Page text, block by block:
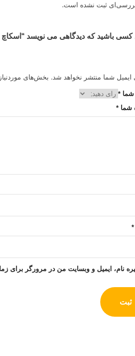
ثبت نشده است.
کسی باشید که دیدگاهی می نویسد
ایمیل شما منتشر نخواهد شد. بخش‌های
شما *
شما *
*
نام، ایمیل و وبسایت من در مرورگر برای